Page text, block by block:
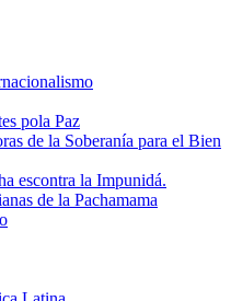
pola Paz
de la Soberanía para el Bien
escontra la Impunidá.
de la Pachamama